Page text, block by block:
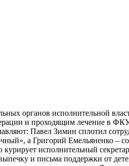
органов исполнительной
и проходящим лечение в
Павел Зимин сплотил
а Григорий Емельяненко –
исполнительный
и письма поддержки от